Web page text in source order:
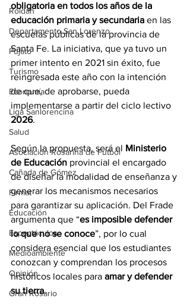
Roldán
Departamento San Lorenzo
Pujato
Turismo
Economía
Liga Sanlorencina
Salud
Asociación Rosarina de Fútbol
Cañada de Gómez
Firmat
Educación
Espectáculos
Medioambiente
Opinión
Gran Rosario
obligatoria en todos los años de la
educación primaria y secundaria en las
escuelas públicas de la provincia de
Santa Fe. La iniciativa, que ya tuvo un
primer intento en 2021 sin éxito, fue
reingresada este año con la intención
de que, de aprobarse, pueda
implementarse a partir del ciclo lectivo
2026.
Según la propuesta, será el Ministerio
de Educación provincial el encargado
de diseñar la modalidad de enseñanza y
generar los mecanismos necesarios
para garantizar su aplicación. Del Frade
argumenta que “es imposible defender
lo que no se conoce”, por lo cual
considera esencial que los estudiantes
conozcan y comprendan los procesos
históricos locales para amar y defender
su tierra.